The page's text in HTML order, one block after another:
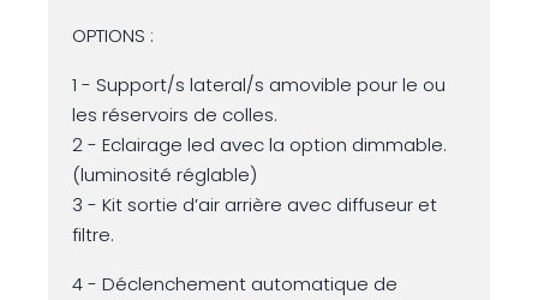
OPTIONS :
1 - Support/s lateral/s amovible pour le ou
les réservoirs de colles.
2 - Eclairage led avec la option dimmable.
(luminosité réglable)
3 - Kit sortie d’air arrière avec diffuseur et
filtre.
4 - Déclenchement automatique de